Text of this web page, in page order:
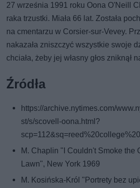
27 września 1991 roku Oona O'Neill
raka trzustki. Miała 66 lat. Została
na cmentarzu w Corsier-sur-Vevey.
nakazała zniszczyć wszystkie swoje
chciała, żeby jej własny głos zniknął
Źródła
https://archive.nytimes.com/
st/s/scovell-oona.html?
M. Chaplin "I Couldn't Smoke the
Lawn", New York 1969
M. Kosińska-Król "Portrety bez